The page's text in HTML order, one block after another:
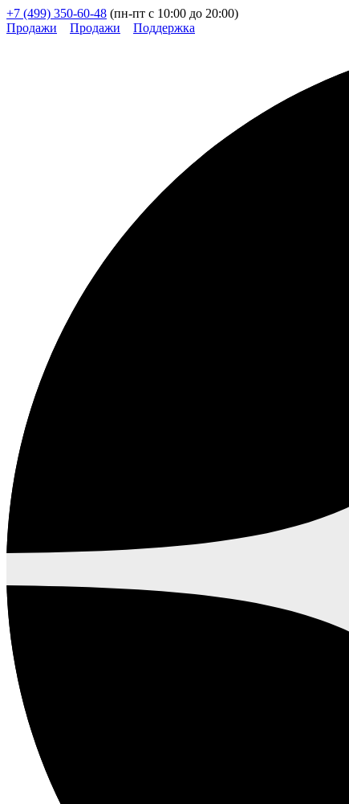
+7 (499) 350-60-48 (пн-пт с 10:00 до 20:00)
Продажи
Продажи Поддержка